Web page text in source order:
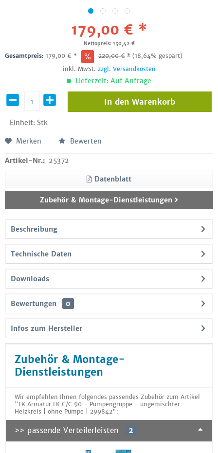
179,00 € *
Nettopreis: 150,42 €
Gesamtpreis: 179,00 € * 220,00€ * (18,64% gespart)
inkl. MwSt. zzgl. Versandkosten
Lieferzeit: Auf Anfrage
Einheit: Stk
In den Warenkorb
Merken Bewerten
Artikel-Nr.: 25372
Datenblatt
Zubehör & Montage-Dienstleistungen
Beschreibung
Technische Daten
Downloads
Bewertungen 0
Infos zum Hersteller
Zubehör & Montage-
Dienstleistungen
Wir empfehlen Ihnen folgendes passendes Zubehör zum Artikel
"LK Armatur LK C/C 90 - Pumpengruppe - ungemischter
Heizkreis | ohne Pumpe | 299842":
>> passende Verteilerleisten 2